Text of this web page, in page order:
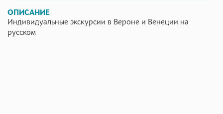
ОПИСАНИЕ
Индивидуальные экскурсии в Вероне и Венеции на
русском